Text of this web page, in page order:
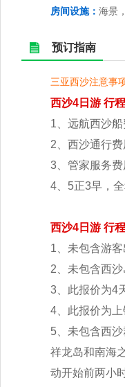
房间设施： 海景
预订指南
三亚西沙注意事
西沙4日游 行
1、远航西沙船
2、西沙通行费
3、管家服务费
4、5正3早，全
西沙4日游 行
1、未包含游
2、未包含西
3、此报价为4
4、此报价为
5、未包含西
祥龙岛和南海
动开始前两小